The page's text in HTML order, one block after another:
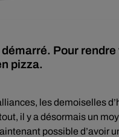
Pour
pizza.
les demoiselles
il y a désormais un
possible d’avoir